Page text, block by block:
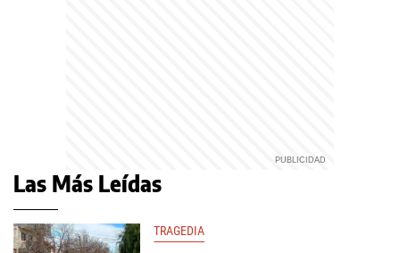
Las Más Leídas
TRAGEDIA